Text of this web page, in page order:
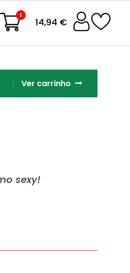
1
14,94 €
Ver carrinho
sexy!